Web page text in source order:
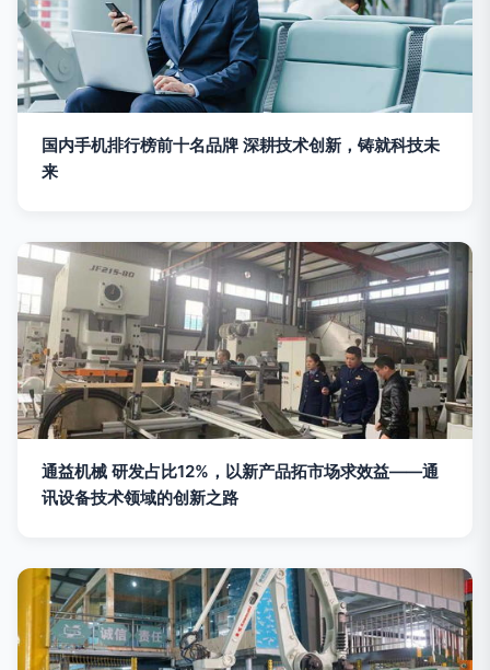
国内手机排行榜前十名品牌 深耕技术创新，铸就科技未
来
通益机械 研发占比12%，以新产品拓市场求效益——通
讯设备技术领域的创新之路